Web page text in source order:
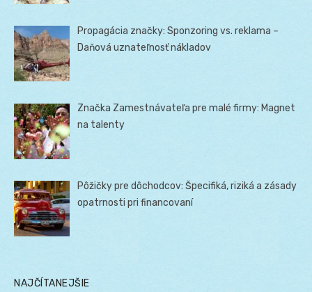
Propagácia značky: Sponzoring vs. reklama –
Daňová uznateľnosť nákladov
Značka Zamestnávateľa pre malé firmy: Magnet
na talenty
Pôžičky pre dôchodcov: Špecifiká, riziká a zásady
opatrnosti pri financovaní
NAJČÍTANEJŠIE